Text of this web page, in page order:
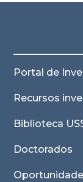
Portal de
Recursos
Biblioteca
Doctorados